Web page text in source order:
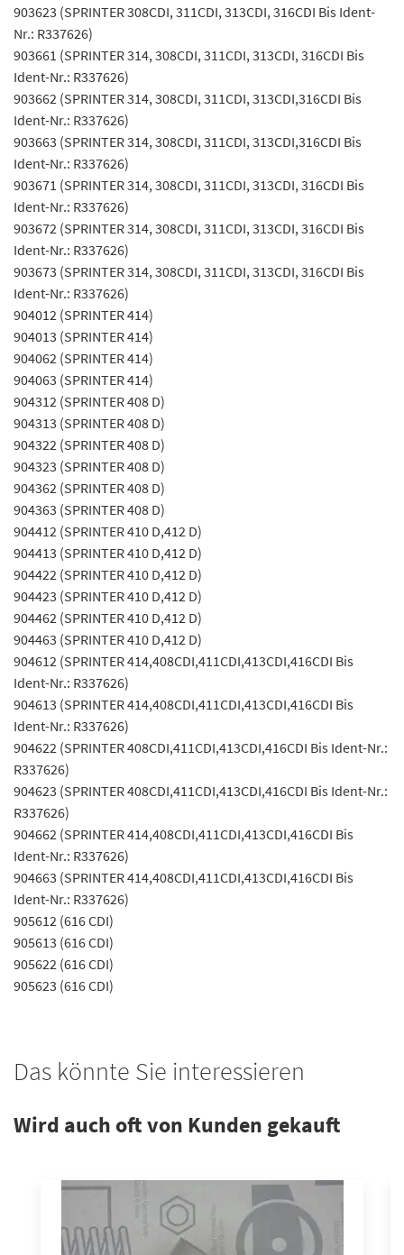
903623 (SPRINTER 308CDI, 311CDI, 313CDI, 316CDI Bis Ident-
Nr.: R337626)
903661 (SPRINTER 314, 308CDI, 311CDI, 313CDI, 316CDI Bis
Ident-Nr.: R337626)
903662 (SPRINTER 314, 308CDI, 311CDI, 313CDI,316CDI Bis
Ident-Nr.: R337626)
903663 (SPRINTER 314, 308CDI, 311CDI, 313CDI,316CDI Bis
Ident-Nr.: R337626)
903671 (SPRINTER 314, 308CDI, 311CDI, 313CDI, 316CDI Bis
Ident-Nr.: R337626)
903672 (SPRINTER 314, 308CDI, 311CDI, 313CDI, 316CDI Bis
Ident-Nr.: R337626)
903673 (SPRINTER 314, 308CDI, 311CDI, 313CDI, 316CDI Bis
Ident-Nr.: R337626)
904012 (SPRINTER 414)
904013 (SPRINTER 414)
904062 (SPRINTER 414)
904063 (SPRINTER 414)
904312 (SPRINTER 408 D)
904313 (SPRINTER 408 D)
904322 (SPRINTER 408 D)
904323 (SPRINTER 408 D)
904362 (SPRINTER 408 D)
904363 (SPRINTER 408 D)
904412 (SPRINTER 410 D,412 D)
904413 (SPRINTER 410 D,412 D)
904422 (SPRINTER 410 D,412 D)
904423 (SPRINTER 410 D,412 D)
904462 (SPRINTER 410 D,412 D)
904463 (SPRINTER 410 D,412 D)
904612 (SPRINTER 414,408CDI,411CDI,413CDI,416CDI Bis
Ident-Nr.: R337626)
904613 (SPRINTER 414,408CDI,411CDI,413CDI,416CDI Bis
Ident-Nr.: R337626)
904622 (SPRINTER 408CDI,411CDI,413CDI,416CDI Bis Ident-Nr.:
R337626)
904623 (SPRINTER 408CDI,411CDI,413CDI,416CDI Bis Ident-Nr.:
R337626)
904662 (SPRINTER 414,408CDI,411CDI,413CDI,416CDI Bis
Ident-Nr.: R337626)
904663 (SPRINTER 414,408CDI,411CDI,413CDI,416CDI Bis
Ident-Nr.: R337626)
905612 (616 CDI)
905613 (616 CDI)
905622 (616 CDI)
905623 (616 CDI)
Das könnte Sie interessieren
Wird auch oft von Kunden gekauft